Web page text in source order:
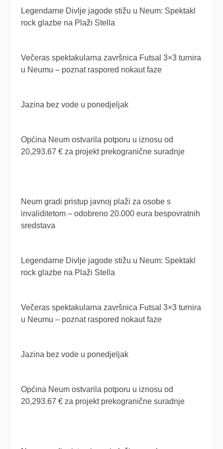
Legendarne Divlje jagode stižu u Neum: Spektakl
rock glazbe na Plaži Stella
Večeras spektakularna završnica Futsal 3×3 turnira
u Neumu – poznat raspored nokaut faze
Jazina bez vode u ponedjeljak
Općina Neum ostvarila potporu u iznosu od
20,293.67 € za projekt prekogranične suradnje
Neum gradi pristup javnoj plaži za osobe s
invaliditetom – odobreno 20.000 eura bespovratnih
sredstava
Legendarne Divlje jagode stižu u Neum: Spektakl
rock glazbe na Plaži Stella
Večeras spektakularna završnica Futsal 3×3 turnira
u Neumu – poznat raspored nokaut faze
Jazina bez vode u ponedjeljak
Općina Neum ostvarila potporu u iznosu od
20,293.67 € za projekt prekogranične suradnje